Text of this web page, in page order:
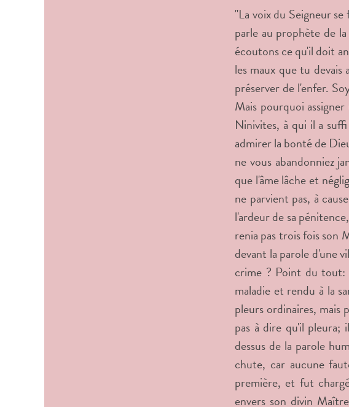
"La voix du Seigneur
parle au prophète de
écoutons ce qu'il doit
les maux que tu
préserver de l'enfer.
Mais pourquoi
Ninivites, à qui il a
admirer la bonté de
ne vous abandonniez
que l'âme lâche et
ne parvient pas, à
l'ardeur de sa
renia pas trois fois son
devant la parole d'une
crime ? Point du tout:
maladie et rendu à la
pleurs ordinaires, mais
pas à dire qu'il pleura;
dessus de la parole
chute, car aucune
première, et fut
envers son divin